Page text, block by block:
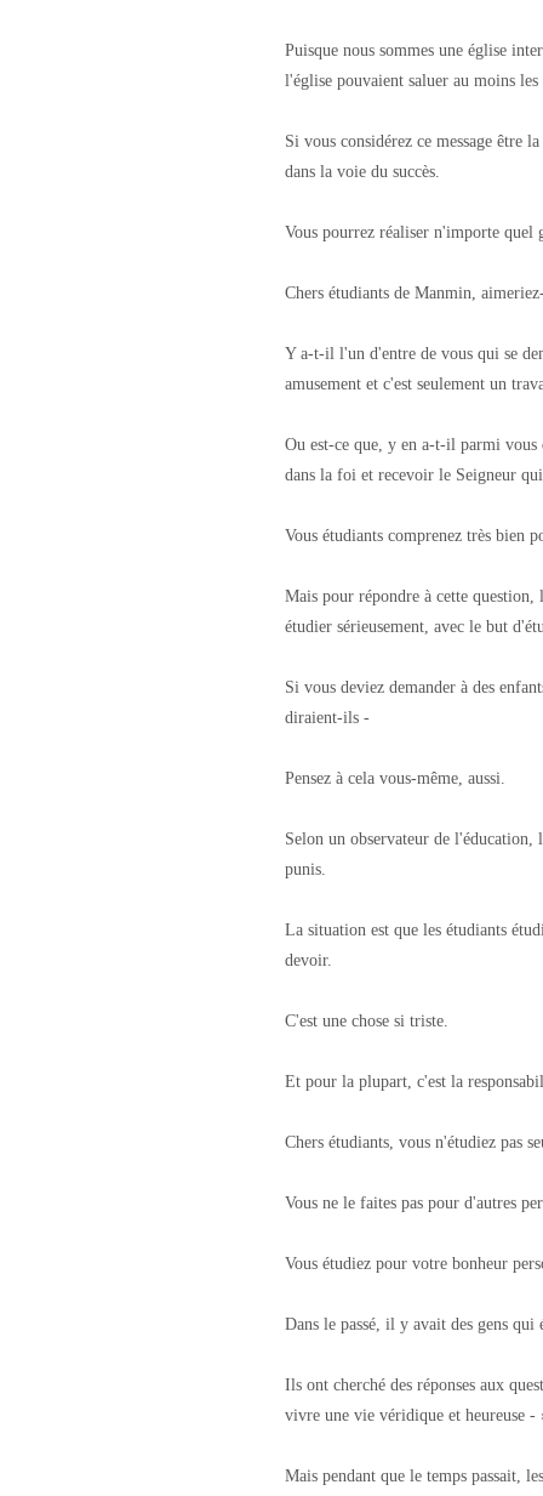
Puisque nous sommes une église
l'église pouvaient saluer au moins
Si vous considérez ce message être
dans la voie du succès.
Vous pourrez réaliser n'importe quel
Chers étudiants de Manmin,
Y a-t-il l'un d'entre de vous qui se
amusement et c'est seulement un
Ou est-ce que, y en a-t-il parmi vous
dans la foi et recevoir le Seigneur
Vous étudiants comprenez très bien
Mais pour répondre à cette
étudier sérieusement, avec le but
Si vous deviez demander à des
diraient-ils -
Pensez à cela vous-même, aussi.
Selon un observateur de l'éducation,
punis.
La situation est que les étudiants
devoir.
C'est une chose si triste.
Et pour la plupart, c'est la
Chers étudiants, vous n'étudiez pas
Vous ne le faites pas pour d'autres
Vous étudiez pour votre bonheur
Dans le passé, il y avait des gens
Ils ont cherché des réponses aux
vivre une vie véridique et heureuse
Mais pendant que le temps passait,